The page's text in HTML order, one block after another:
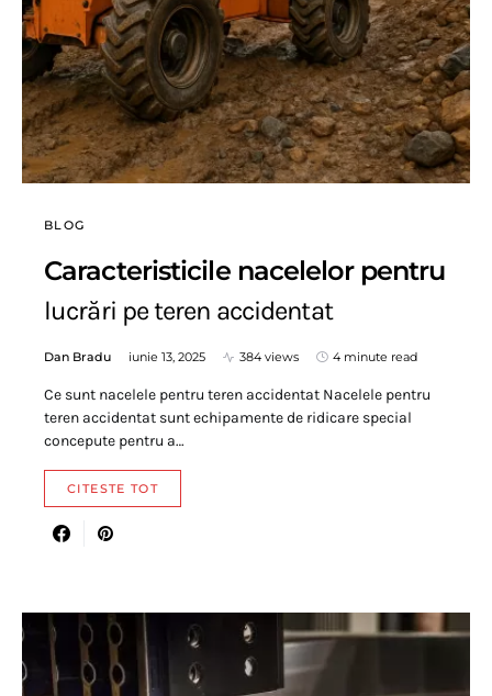
BLOG
Caracteristicile nacelelor pentru
lucrări pe teren accidentat
Dan Bradu iunie 13, 2025 384 views 4 minute read
Ce sunt nacelele pentru teren accidentat Nacelele pentru
teren accidentat sunt echipamente de ridicare special
concepute pentru a…
CITESTE TOT